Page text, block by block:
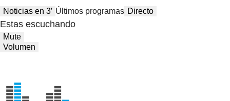
Noticias en 3′ Últimos programas Directo
Estas escuchando
Mute
Volumen